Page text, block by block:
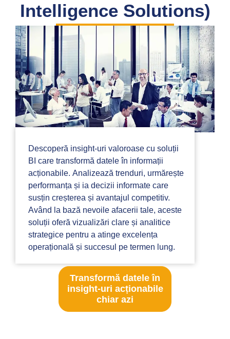
Intelligence Solutions)
Descoperă insight-uri valoroase cu soluții
BI care transformă datele în informații
acționabile. Analizează trenduri, urmărește
performanța și ia decizii informate care
susțin creșterea și avantajul competitiv.
Având la bază nevoile afacerii tale, aceste
soluții oferă vizualizări clare și analitice
strategice pentru a atinge excelența
operațională și succesul pe termen lung.
Transformă datele în
insight-uri acționabile
chiar azi